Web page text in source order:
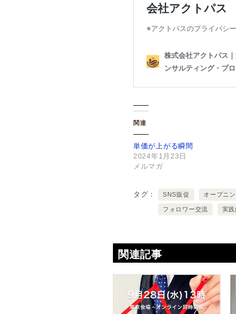
関連
単価が上がる瞬間
2024年1月23日
メルマガ
タグ SNS販促 オープニ
フォロワー交流 実
関連記事